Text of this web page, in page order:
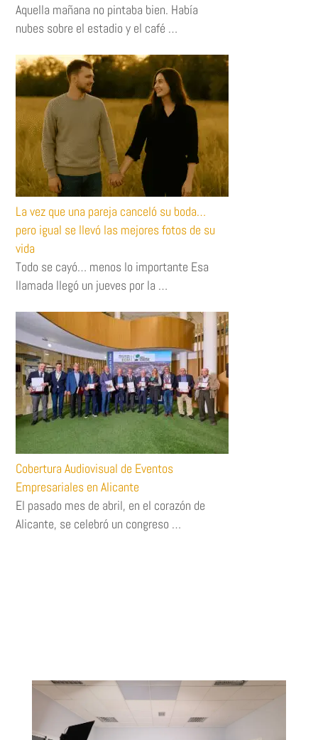
Aquella mañana no pintaba bien. Había
nubes sobre el estadio y el café …
La vez que una pareja canceló su boda…
pero igual se llevó las mejores fotos de su
vida
Todo se cayó… menos lo importante Esa
llamada llegó un jueves por la …
Cobertura Audiovisual de Eventos
Empresariales en Alicante
El pasado mes de abril, en el corazón de
Alicante, se celebró un congreso …